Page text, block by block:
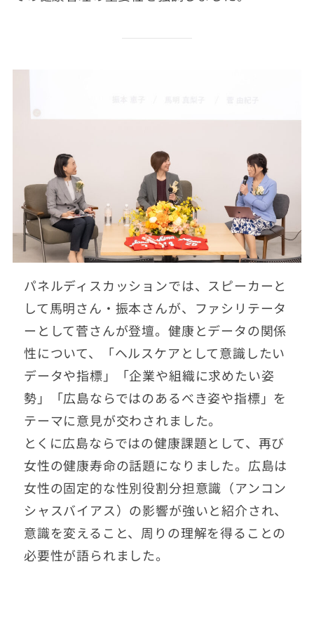
パネルディスカッションでは、スピーカーと
して馬明さん・振本さんが、ファシリテータ
ーとして菅さんが登壇。健康とデータの関係
性について、「ヘルスケアとして意識したい
データや指標」「企業や組織に求めたい姿
勢」「広島ならではのあるべき姿や指標」を
テーマに意見が交わされました。
とくに広島ならではの健康課題として、再び
女性の健康寿命の話題になりました。広島は
女性の固定的な性別役割分担意識（アンコン
シャスバイアス）の影響が強いと紹介され、
意識を変えること、周りの理解を得ることの
必要性が語られました。